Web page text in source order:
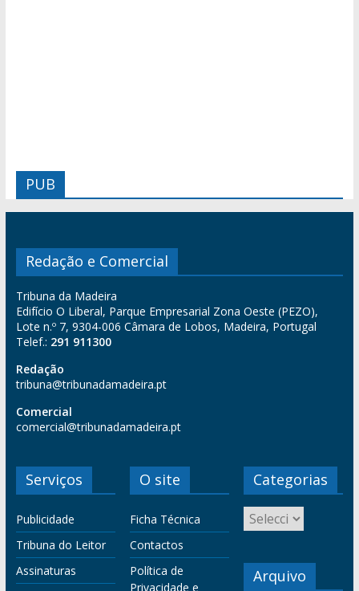
PUB
Redação e Comercial
Tribuna da Madeira
Edifício O Liberal, Parque Empresarial Zona Oeste (PEZO),
Lote n.º 7, 9304-006 Câmara de Lobos, Madeira, Portugal
Telef.: 291 911300
Redação
tribuna@tribunadamadeira.pt
Comercial
comercial@tribunadamadeira.pt
Serviços
Publicidade
Tribuna do Leitor
Assinaturas
O site
Ficha Técnica
Contactos
Política de
Privacidade e
Categorias
Arquivo